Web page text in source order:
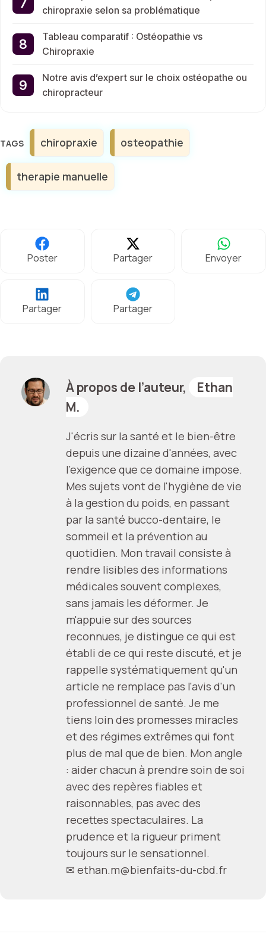
chiropraxie selon sa problématique
Tableau comparatif : Ostéopathie vs
Chiropraxie
Notre avis d’expert sur le choix ostéopathe ou
chiropracteur
Étiquettes
chiropraxie osteopathie
therapie manuelle
Poster Partager Envoyer
Partager Partager
À propos de l’auteur,
Ethan
M.
J'écris sur la santé et le bien-être
depuis une dizaine d'années, avec
l'exigence que ce domaine impose.
Mes sujets vont de l'hygiène de vie
à la gestion du poids, en passant
par la santé bucco-dentaire, le
sommeil et la prévention au
quotidien. Mon travail consiste à
rendre lisibles des informations
médicales souvent complexes,
sans jamais les déformer. Je
m'appuie sur des sources
reconnues, je distingue ce qui est
établi de ce qui reste discuté, et je
rappelle systématiquement qu'un
article ne remplace pas l'avis d'un
professionnel de santé. Je me
tiens loin des promesses miracles
et des régimes extrêmes qui font
plus de mal que de bien. Mon angle
: aider chacun à prendre soin de soi
avec des repères fiables et
raisonnables, pas avec des
recettes spectaculaires. La
prudence et la rigueur priment
toujours sur le sensationnel.
✉ ethan.m@bienfaits-du-cbd.fr